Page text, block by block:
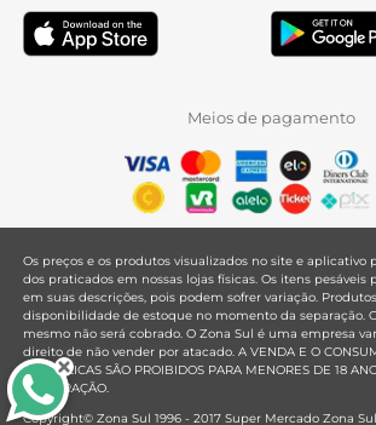
Meios de pagamento
Os preços e os produtos visualizados no site e aplicativo
dos praticados em nossas lojas físicas. Os itens pesáveis
em suas descrições, pois podem sofrer variação.
disponibilidade de estoque no momento da separação.
mesmo não será cobrado. O Zona Sul é uma empresa
direito de não vender por atacado. A VENDA E O
ALCOÓLICAS SÃO PROIBIDOS PARA MENORES DE 18
MODERAÇÃO.
Copyright© Zona Sul 1996 - 2017 Super Mercado Zona Sul